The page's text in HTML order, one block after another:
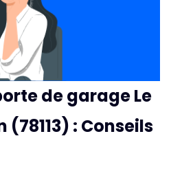
de garage Le
: Conseils